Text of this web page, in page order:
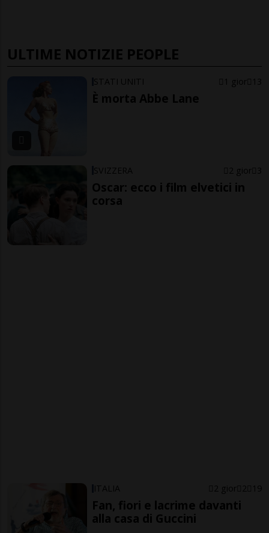
ULTIME NOTIZIE PEOPLE
STATI UNITI 1 gior 13
È morta Abbe Lane
SVIZZERA 2 gior 3
Oscar: ecco i film elvetici in
corsa
ITALIA 2 gior 2 19
Fan, fiori e lacrime davanti
alla casa di Guccini